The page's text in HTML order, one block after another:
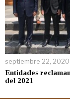
septiembre 22, 2020
Entidades
del 2021